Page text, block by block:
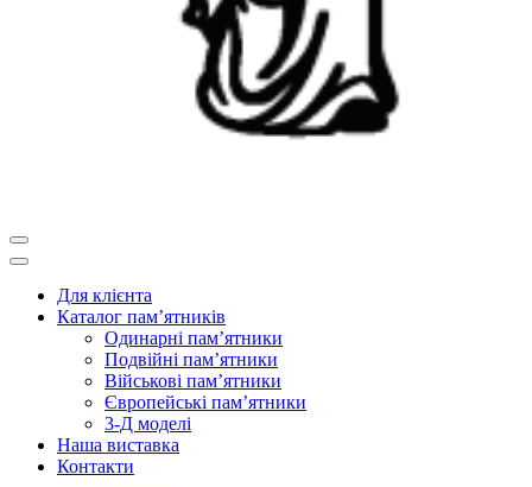
Для клієнта
Каталог пам’ятників
Одинарні пам’ятники
Подвійні пам’ятники
Військові пам’ятники
Європейські пам’ятники
3-Д моделі
Наша виставка
Контакти